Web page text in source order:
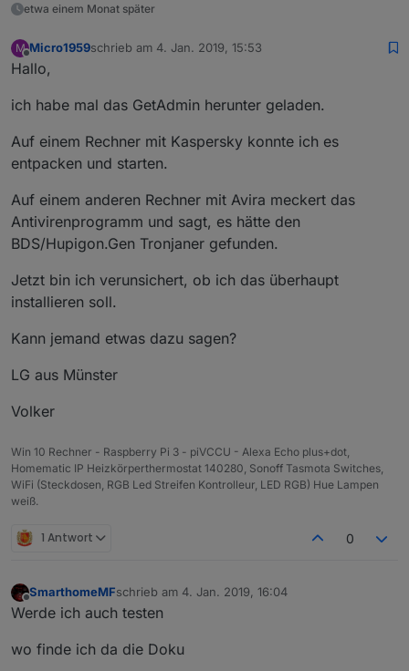
etwa einem Monat später
M
Offline
Micro1959schrieb am 4. Jan. 2019, 15:53
zuletzt editiert von
Hallo,
ich habe mal das GetAdmin herunter geladen.
Auf einem Rechner mit Kaspersky konnte ich es
entpacken und starten.
Auf einem anderen Rechner mit Avira meckert das
Antivirenprogramm und sagt, es hätte den
BDS/Hupigon.Gen Tronjaner gefunden.
Jetzt bin ich verunsichert, ob ich das überhaupt
installieren soll.
Kann jemand etwas dazu sagen?
LG aus Münster
Volker
Win 10 Rechner - Raspberry Pi 3 - piVCCU - Alexa Echo plus+dot,
Homematic IP Heizkörperthermostat 140280, Sonoff Tasmota Switches,
WiFi (Steckdosen, RGB Led Streifen Kontrolleur, LED RGB) Hue Lampen
weiß.
1 Antwort 0
Offline
SmarthomeMFschrieb am 4. Jan. 2019, 16:04
zuletzt editiert von
Werde ich auch testen
wo finde ich da die Doku